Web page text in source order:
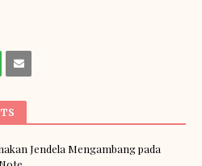
Jendela Mengambang pada